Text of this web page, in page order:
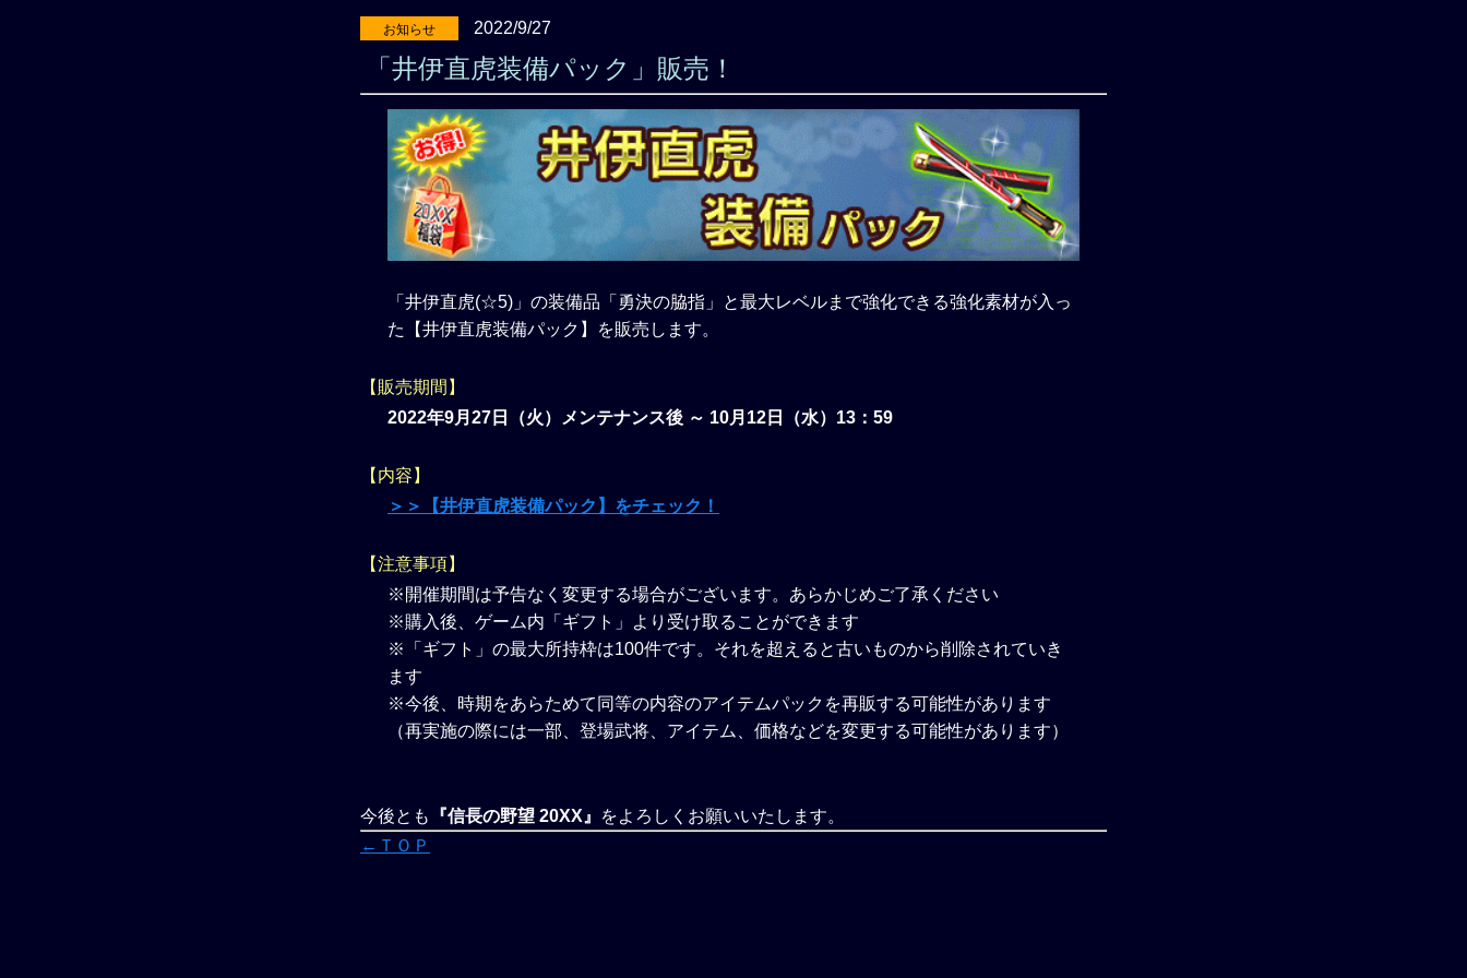
お知らせ 2022/9/27
「井伊直虎装備パック」販売！
「井伊直虎(☆5)」の装備品「勇決の脇指」と最大レベルまで強化できる強化素材が入っ
た【井伊直虎装備パック】を販売します。
【販売期間】
2022年9月27日（火）メンテナンス後 ～ 10月12日（水）13：59
【内容】
＞＞【井伊直虎装備パック】をチェック！
【注意事項】
※開催期間は予告なく変更する場合がございます。あらかじめご了承ください
※購入後、ゲーム内「ギフト」より受け取ることができます
※「ギフト」の最大所持枠は100件です。それを超えると古いものから削除されていき
ます
※今後、時期をあらためて同等の内容のアイテムパックを再販する可能性があります
（再実施の際には一部、登場武将、アイテム、価格などを変更する可能性があります）
今後とも 『信長の野望 20XX』
をよろしくお願いいたします。
←ＴＯＰ